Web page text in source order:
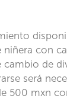
niñera con
cambio de
será
500 mxn